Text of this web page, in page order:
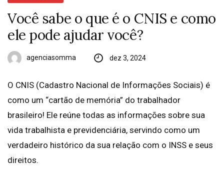
Você sabe o que é o CNIS e como
ele pode ajudar você?
agenciasomma dez 3, 2024
O CNIS (Cadastro Nacional de Informações Sociais) é
como um “cartão de memória” do trabalhador
brasileiro! Ele reúne todas as informações sobre sua
vida trabalhista e previdenciária, servindo como um
verdadeiro histórico da sua relação com o INSS e seus
direitos.